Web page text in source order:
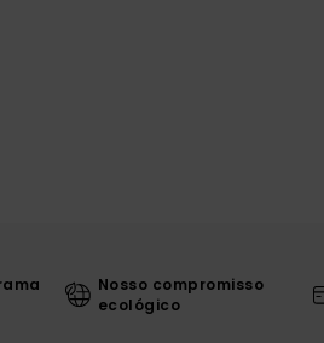
Nosso compromisso
ecológico